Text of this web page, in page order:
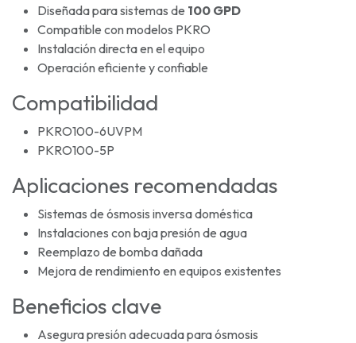
Diseñada para sistemas de 100 GPD
Compatible con modelos PKRO
Instalación directa en el equipo
Operación eficiente y confiable
Compatibilidad
PKRO100-6UVPM
PKRO100-5P
Aplicaciones recomendadas
Sistemas de ósmosis inversa doméstica
Instalaciones con baja presión de agua
Reemplazo de bomba dañada
Mejora de rendimiento en equipos existentes
Beneficios clave
Asegura presión adecuada para ósmosis